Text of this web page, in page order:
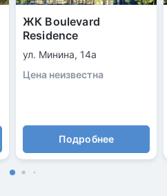
ЖК Boulevard
Residence
ул. Минина, 14а
Цена неизвестна
Подробнее